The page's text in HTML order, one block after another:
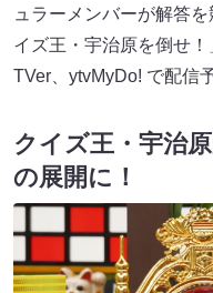
ュラーメンバーが解答
イズ王・宇治原を倒せ
TVer、ytvMyDo! で配信
クイズ王・宇治
の展開に！